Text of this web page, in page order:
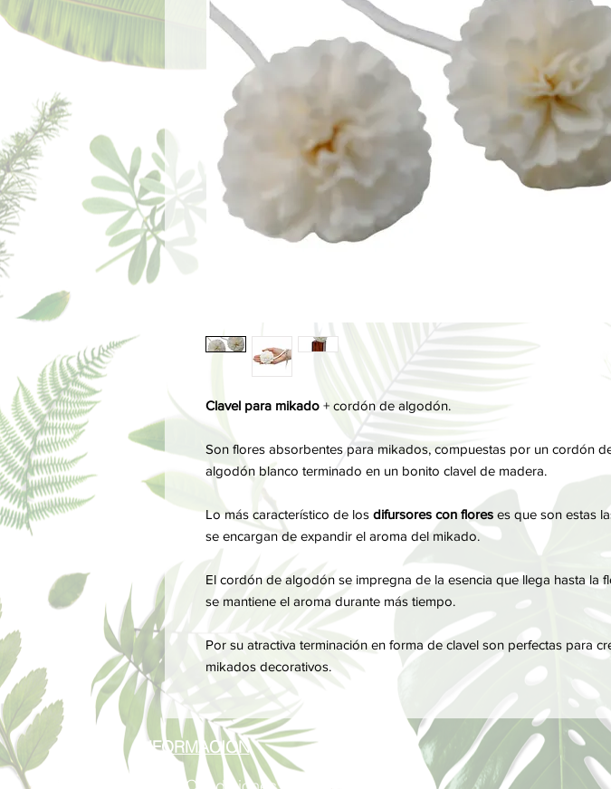
Clavel para mikado + cordón de algodón.
Son flores absorbentes para mikados, compuestas por un cordón
algodón blanco terminado en un bonito clavel de madera.
Lo más característico de los difursores con flores es que son estas
se encargan de expandir el aroma del mikado.
El cordón de algodón se impregna de la esencia que llega hasta la
se mantiene el aroma durante más tiempo.
Por su atractiva terminación en forma de clavel son perfectas para
mikados decorativos.
INFORMACIÓN